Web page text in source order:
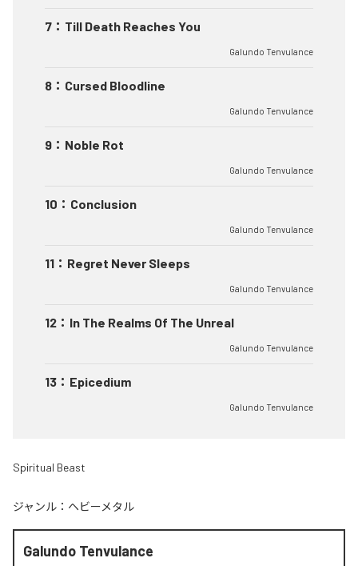
7 ： Till Death Reaches You
Galundo Tenvulance
8 ： Cursed Bloodline
Galundo Tenvulance
9 ： Noble Rot
Galundo Tenvulance
10 ： Conclusion
Galundo Tenvulance
11 ： Regret Never Sleeps
Galundo Tenvulance
12 ： In The Realms Of The Unreal
Galundo Tenvulance
13 ： Epicedium
Galundo Tenvulance
Spiritual Beast
ジャンル： ヘビーメタル
Galundo Tenvulance